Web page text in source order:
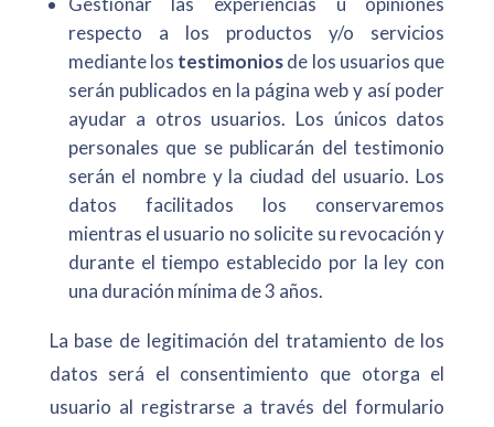
respecto a los productos y/o servicios
mediante los testimoniosde los usuarios que
serán publicados en la página web y así poder
ayudar a otros usuarios. Los únicos datos
personales que se publicarán del testimonio
serán el nombre y la ciudad del usuario. Los
datos facilitados los conservaremos
mientras el usuario no solicite su revocación y
durante el tiempo establecido por la ley con
una duración mínima de 3 años.
La base de legitimación del tratamiento de los
datos será el consentimiento que otorga el
usuario al registrarse a través del formulario